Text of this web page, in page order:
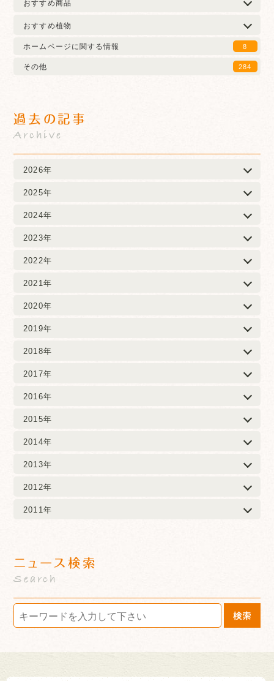
おすすめ商品
おすすめ植物
ホームページに関する情報
8
その他 284
過去の記事
Archive
2026年
2025年
2024年
2023年
2022年
2021年
2020年
2019年
2018年
2017年
2016年
2015年
2014年
2013年
2012年
2011年
ニュース検索
Search
検索